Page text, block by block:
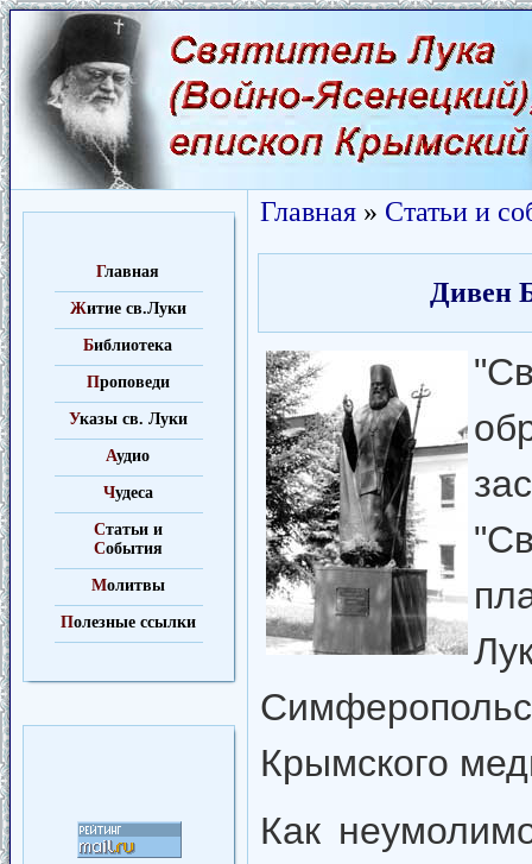
Главная
Житие св.Луки
Библиотека
Проповеди
Указы св. Луки
Аудио
Чудеса
Cтатьи и
События
Молитвы
Полезные ссылки
Главная » Статьи и
Дивен
Крымского
Как